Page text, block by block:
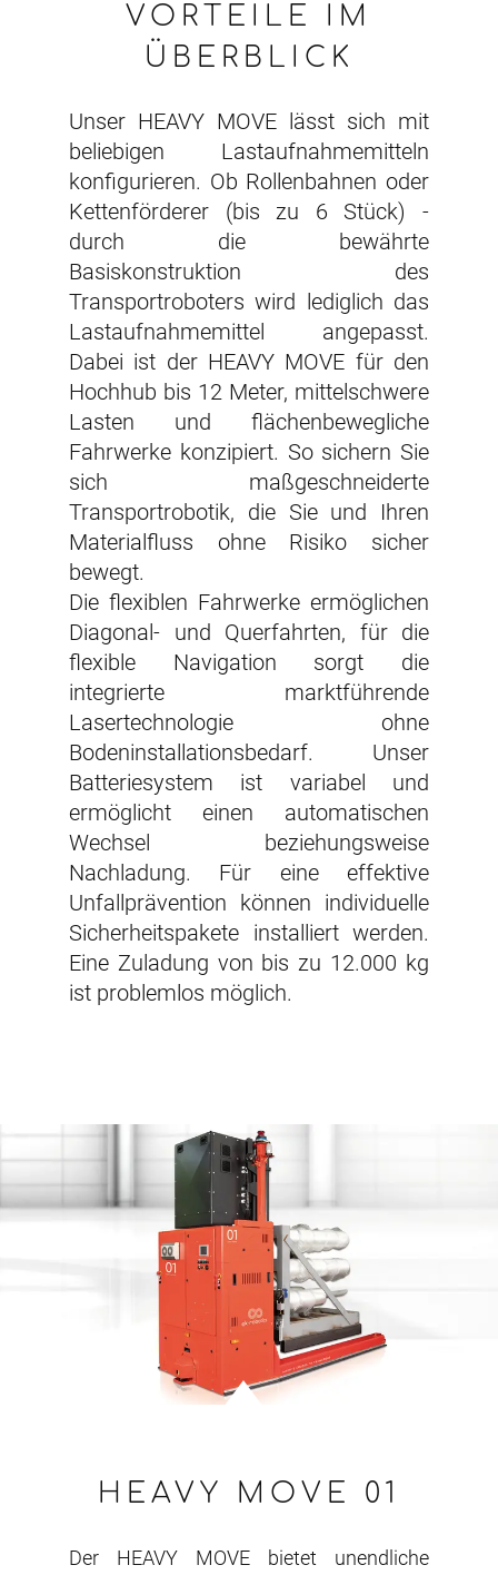
VORTEILE IM
ÜBERBLICK
Unser HEAVY MOVE lässt sich mit
beliebigen Lastaufnahmemitteln
konfigurieren. Ob Rollenbahnen oder
Kettenförderer (bis zu 6 Stück) -
durch die bewährte
Basiskonstruktion des
Transportroboters wird lediglich das
Lastaufnahmemittel angepasst.
Dabei ist der HEAVY MOVE für den
Hochhub bis 12 Meter, mittelschwere
Lasten und flächenbewegliche
Fahrwerke konzipiert. So sichern Sie
sich maßgeschneiderte
Transportrobotik, die Sie und Ihren
Materialfluss ohne Risiko sicher
bewegt.
Die flexiblen Fahrwerke ermöglichen
Diagonal- und Querfahrten, für die
flexible Navigation sorgt die
integrierte marktführende
Lasertechnologie ohne
Bodeninstallationsbedarf. Unser
Batteriesystem ist variabel und
ermöglicht einen automatischen
Wechsel beziehungsweise
Nachladung. Für eine effektive
Unfallprävention können individuelle
Sicherheitspakete installiert werden.
Eine Zuladung von bis zu 12.000 kg
ist problemlos möglich.
HEAVY MOVE 01
Der HEAVY MOVE bietet unendliche